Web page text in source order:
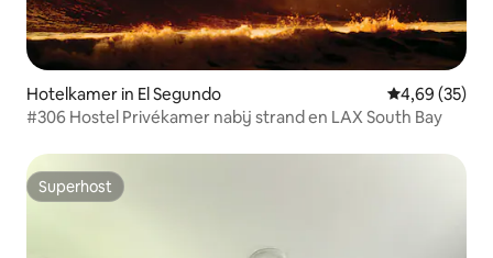
Hotelkamer in El Segundo Gemiddelde
4,69 (35)
#306 Hostel Privékamer nabij strand en LAX South Bay
Superhost
Superhost